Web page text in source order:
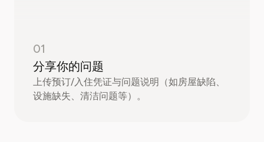
01
分享你的问题
上传预订/入住凭证与问题说明（如房屋缺陷、
设施缺失、清洁问题等）。